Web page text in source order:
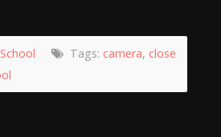
Tags: camera, close